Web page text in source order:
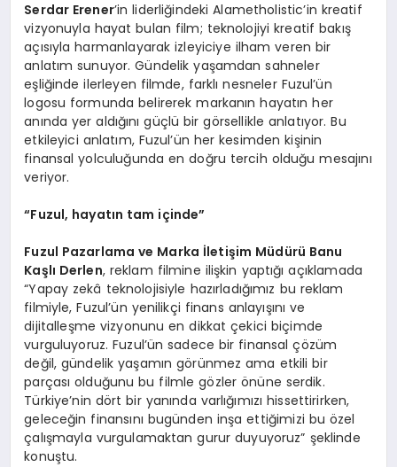
Serdar Erener’in liderliğindeki Alametholistic’in kreatif
vizyonuyla hayat bulan film; teknolojiyi kreatif bakış
açısıyla harmanlayarak izleyiciye ilham veren bir
anlatım sunuyor. Gündelik yaşamdan sahneler
eşliğinde ilerleyen filmde, farklı nesneler Fuzul’ün
logosu formunda belirerek markanın hayatın her
anında yer aldığını güçlü bir görsellikle anlatıyor. Bu
etkileyici anlatım, Fuzul’ün her kesimden kişinin
finansal yolculuğunda en doğru tercih olduğu mesajını
veriyor.
“Fuzul, hayatın tam içinde”
Fuzul Pazarlama ve Marka İletişim Müdürü Banu
Kaşlı Derlen, reklam filmine ilişkin yaptığı açıklamada
“Yapay zekâ teknolojisiyle hazırladığımız bu reklam
filmiyle, Fuzul’ün yenilikçi finans anlayışını ve
dijitalleşme vizyonunu en dikkat çekici biçimde
vurguluyoruz. Fuzul’ün sadece bir finansal çözüm
değil, gündelik yaşamın görünmez ama etkili bir
parçası olduğunu bu filmle gözler önüne serdik.
Türkiye’nin dört bir yanında varlığımızı hissettirirken,
geleceğin finansını bugünden inşa ettiğimizi bu özel
çalışmayla vurgulamaktan gurur duyuyoruz” şeklinde
konuştu.